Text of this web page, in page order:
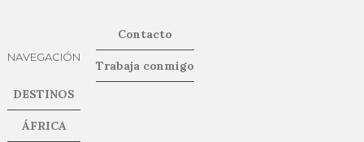
NAVEGACIÓN
DESTINOS
ÁFRICA
Contacto
Trabaja conmigo